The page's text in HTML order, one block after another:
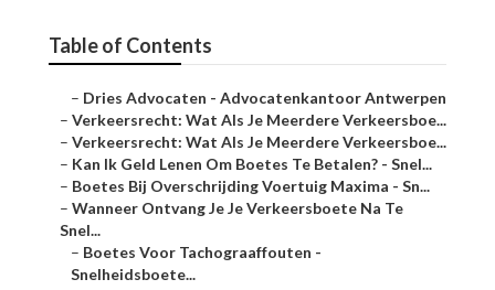
Table of Contents
– Dries Advocaten - Advocatenkantoor Antwerpen
– Verkeersrecht: Wat Als Je Meerdere Verkeersboe...
– Verkeersrecht: Wat Als Je Meerdere Verkeersboe...
– Kan Ik Geld Lenen Om Boetes Te Betalen? - Snel...
– Boetes Bij Overschrijding Voertuig Maxima - Sn...
– Wanneer Ontvang Je Je Verkeersboete Na Te
Snel...
– Boetes Voor Tachograaffouten -
Snelheidsboete...